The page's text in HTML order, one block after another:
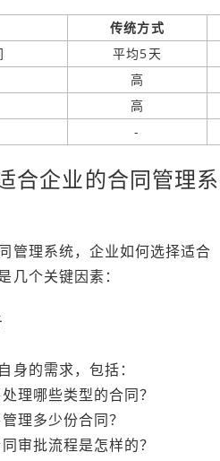
传统方式
平均5天
高
高
-
合企业的合同管理系
管理系统，企业如何选择适合
几个关键因素：
身的需求，包括：
理哪些类型的合同？
理多少份合同？
审批流程是怎样的？